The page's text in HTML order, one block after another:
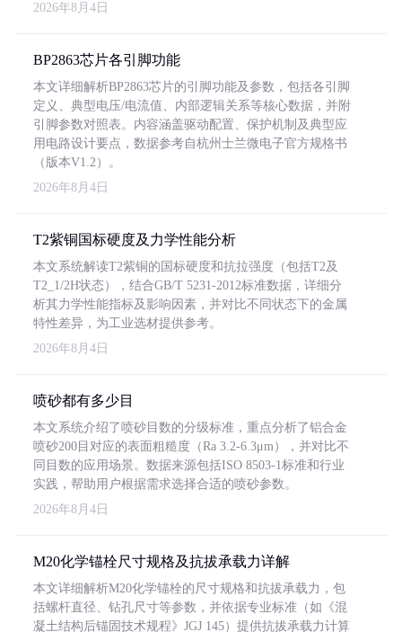
2026年8月4日
BP2863芯片各引脚功能
本文详细解析BP2863芯片的引脚功能及参数，包括各引脚
定义、典型电压/电流值、内部逻辑关系等核心数据，并附
引脚参数对照表。内容涵盖驱动配置、保护机制及典型应
用电路设计要点，数据参考自杭州士兰微电子官方规格书
（版本V1.2）。
2026年8月4日
T2紫铜国标硬度及力学性能分析
本文系统解读T2紫铜的国标硬度和抗拉强度（包括T2及
T2_1/2H状态），结合GB/T 5231-2012标准数据，详细分
析其力学性能指标及影响因素，并对比不同状态下的金属
特性差异，为工业选材提供参考。
2026年8月4日
喷砂都有多少目
本文系统介绍了喷砂目数的分级标准，重点分析了铝合金
喷砂200目对应的表面粗糙度（Ra 3.2-6.3μm），并对比不
同目数的应用场景。数据来源包括ISO 8503-1标准和行业
实践，帮助用户根据需求选择合适的喷砂参数。
2026年8月4日
M20化学锚栓尺寸规格及抗拔承载力详解
本文详细解析M20化学锚栓的尺寸规格和抗拔承载力，包
括螺杆直径、钻孔尺寸等参数，并依据专业标准（如《混
凝土结构后锚固技术规程》JGJ 145）提供抗拔承载力计算